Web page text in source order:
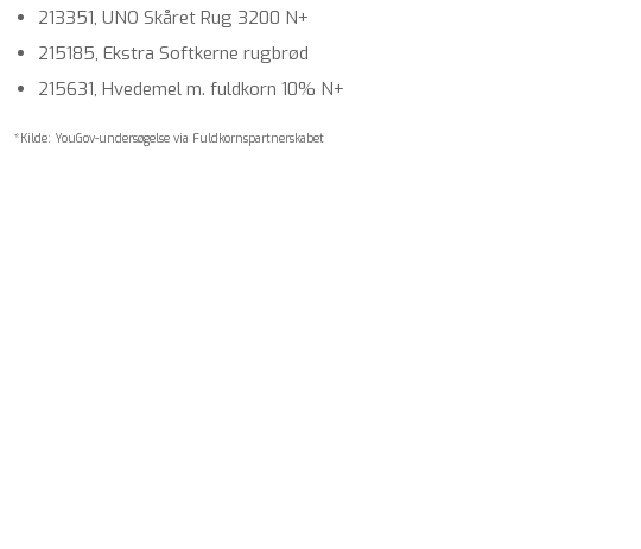
213351, UNO Skåret Rug 3200 N+
215185, Ekstra Softkerne rugbrød
215631, Hvedemel m. fuldkorn 10% N+
*Kilde: YouGov-undersøgelse via Fuldkornspartnerskabet